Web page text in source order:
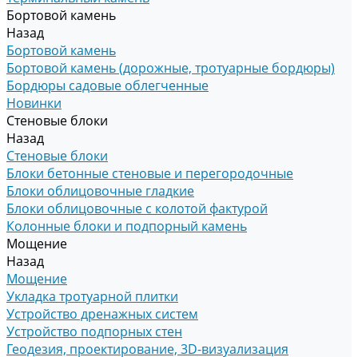
Бортовой камень
Назад
Бортовой камень
Бортовой камень (дорожные, тротуарные бордюры)
Бордюры садовые облегченные
Новинки
Стеновые блоки
Назад
Стеновые блоки
Блоки бетонные стеновые и перегородочные
Блоки облицовочные гладкие
Блоки облицовочные с колотой фактурой
Колонные блоки и подпорный камень
Мощение
Назад
Мощение
Укладка тротуарной плитки
Устройство дренажных систем
Устройство подпорных стен
Геодезия, проектирование, 3D-визуализация